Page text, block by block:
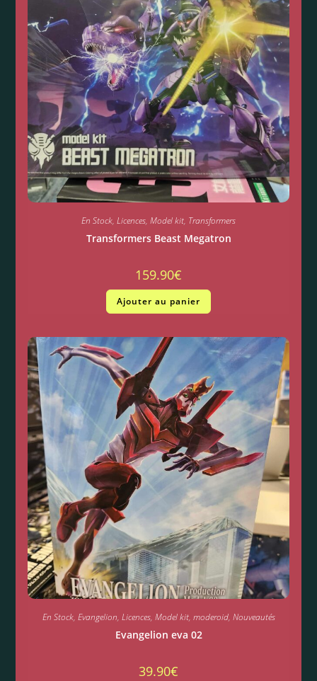
En Stock, Licences, Model kit, Transformers
Transformers Beast Megatron
159.90€
Ajouter au panier
En Stock, Evangelion, Licences, Model kit, moderoid, Nouveautés
Evangelion eva 02
39.90€